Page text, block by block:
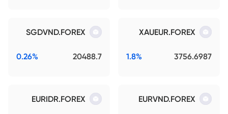
XAUEUR.FOREX
3756.6987
1.8%
SGDVND.FOREX
20488.7
0.26%
EURVND.FOREX
EURIDR.FOREX